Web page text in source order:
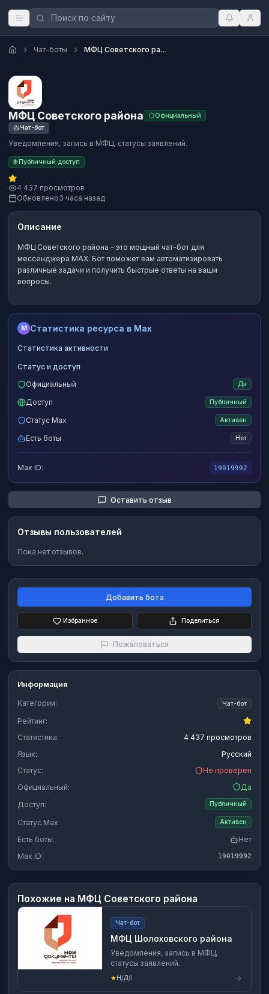
Чат-боты МФЦ Советского района
МФЦ Советского района
Официальный
Чат-бот
Уведомления, запись в МФЦ, статусы заявлений.
🌐 Публичный доступ
4 437 просмотров
Обновлено3 часа назад
Описание
МФЦ Советского района - это мощный чат-ботдля
мессенджера MAX. Бот поможет вам автоматизировать
различные задачи и получить быстрые ответы на ваши
вопросы.
M Статистика ресурса в Max
Статистика активности
Статус и доступ
Официальный
Да
Доступ Публичный
Статус Max Активен
Есть боты Нет
Max ID: 19019992
Оставить отзыв
Отзывы пользователей
Пока нет отзывов.
Добавить бота
Избранное Поделиться
Пожаловаться
Информация
Категории: Чат-бот
Рейтинг:
Статистика:
4 437 просмотров
Язык:
Русский
Статус:
Не проверен
Официальный:
Да
Доступ:
Публичный
Статус Max: Активен
Есть боты:
Нет
Max ID:
19019992
Похожие на МФЦ Советского района
Чат-бот
МФЦ Шолоховского района
Уведомления, запись в МФЦ,
статусы заявлений.
★Н/Д0